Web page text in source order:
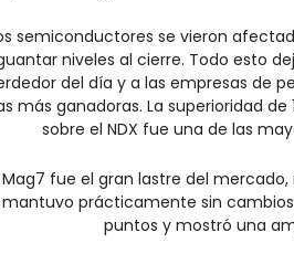
semiconductores se vieron
niveles al cierre. Todo esto
del día y a las empresas de
más ganadoras. La superioridad de
sobre el NDX fue una de las
Mag7 fue el gran lastre del
mantuvo prácticamente sin cambios.
puntos y mostró una